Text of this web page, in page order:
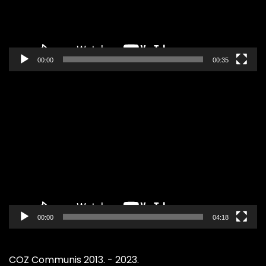
00:00 00:35
00:00 04:18
COZ Communis 2013. - 2023.